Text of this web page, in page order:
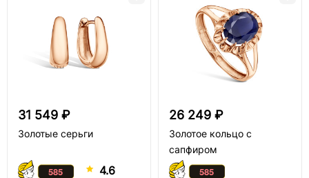
31 549 ₽
Золотые серьги
4.6
26 249 ₽
Золотое кольцо с
сапфиром